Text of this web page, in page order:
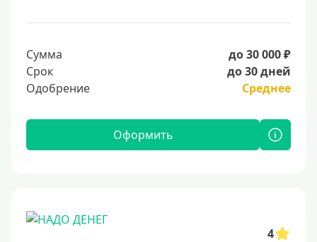
Сумма
до 30 000 ₽
Срок
до 30 дней
Одобрение
Среднее
Оформить
4